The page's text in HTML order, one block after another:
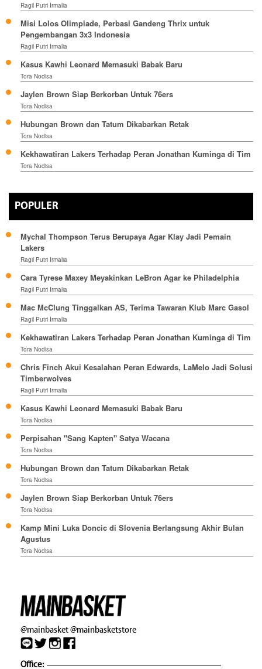
Ragil Putri Irmalia
Misi Lolos Olimpiade, Perbasi Gandeng Thrix untuk
Pengembangan 3x3 Indonesia
Ragil Putri Irmalia
Kasus Kawhi Leonard Memasuki Babak Baru
Tora Nodisa
Jaylen Brown Siap Berkorban Untuk 76ers
Tora Nodisa
Hubungan Brown dan Tatum Dikabarkan Retak
Tora Nodisa
Kekhawatiran Lakers Terhadap Peran Jonathan Kuminga di Tim
Tora Nodisa
POPULER
Mychal Thompson Terus Berupaya Agar Klay Jadi Pemain
Lakers
Ragil Putri Irmalia
Cara Tyrese Maxey Meyakinkan LeBron Agar ke Philadelphia
Ragil Putri Irmalia
Mac McClung Tinggalkan AS, Terima Tawaran Klub Marc Gasol
Ragil Putri Irmalia
Kekhawatiran Lakers Terhadap Peran Jonathan Kuminga di Tim
Tora Nodisa
Chris Finch Akui Kesalahan Peran Edwards, LaMelo Jadi Solusi
Timberwolves
Ragil Putri Irmalia
Kasus Kawhi Leonard Memasuki Babak Baru
Tora Nodisa
Perpisahan "Sang Kapten" Satya Wacana
Tora Nodisa
Hubungan Brown dan Tatum Dikabarkan Retak
Tora Nodisa
Jaylen Brown Siap Berkorban Untuk 76ers
Tora Nodisa
Kamp Mini Luka Doncic di Slovenia Berlangsung Akhir Bulan
Agustus
Tora Nodisa
@mainbasket@mainbasketstore
Office: